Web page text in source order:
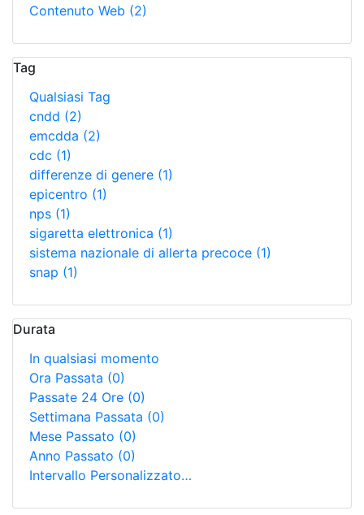
Contenuto Web (2)
Tag
Qualsiasi Tag
cndd (2)
emcdda (2)
cdc (1)
differenze di genere (1)
epicentro (1)
nps (1)
sigaretta elettronica (1)
sistema nazionale di allerta precoce (1)
snap (1)
Durata
In qualsiasi momento
Ora Passata (0)
Passate 24 Ore (0)
Settimana Passata (0)
Mese Passato (0)
Anno Passato (0)
Intervallo Personalizzato…